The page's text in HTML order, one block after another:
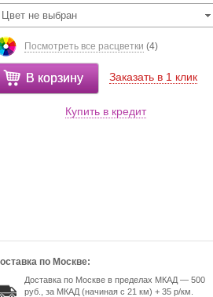
Цвет не выбран
Посмотреть все расцветки (4)
В корзину Заказать в 1 клик
Купить в кредит
по Москве:
Доставка по Москве в пределах МКАД — 500
руб., за МКАД (начиная с 21 км) + 35 р/км.